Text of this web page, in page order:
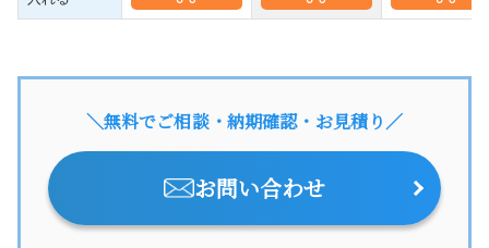
＼無料でご相談・納期確認・お見積り／
お問い合わせ